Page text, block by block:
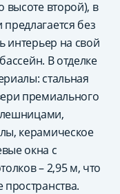
высоте второй), в
без
интерьер на свой
В отделке
стальная
премиального
керамическое
окна с
– 2,95 м, что